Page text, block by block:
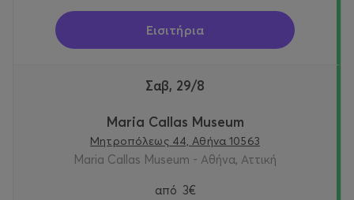
Εισιτήρια
Σαβ, 29/8
Maria Callas Museum
Μητροπόλεως 44, Αθήνα 10563
Maria Callas Museum - Αθήνα, Αττική
από 3€